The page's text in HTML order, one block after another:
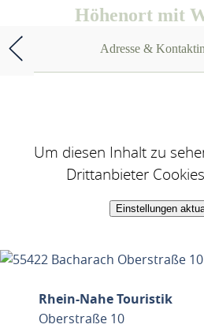
Höhenort mit
Adresse &
Um diesen Inhalt zu
Drittanbieter
Einstellungen
Rhein-Nahe Touristik
Oberstraße 10